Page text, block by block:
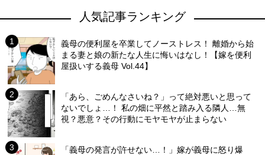
人気記事ランキング
義母の便利屋を卒業してノーストレス！ 離婚から始
まる妻と娘の新たな人生に悔いはなし！【嫁を便利
屋扱いする義母 Vol.44】
「あら、ごめんなさいね？」って絶対悪いと思って
ないでしょ…！ 私の畑に平然と踏み入る隣人…無
視？悪意？その行動にモヤモヤが止まらない
「義母の発言が許せない…！」嫁が義母に怒り爆